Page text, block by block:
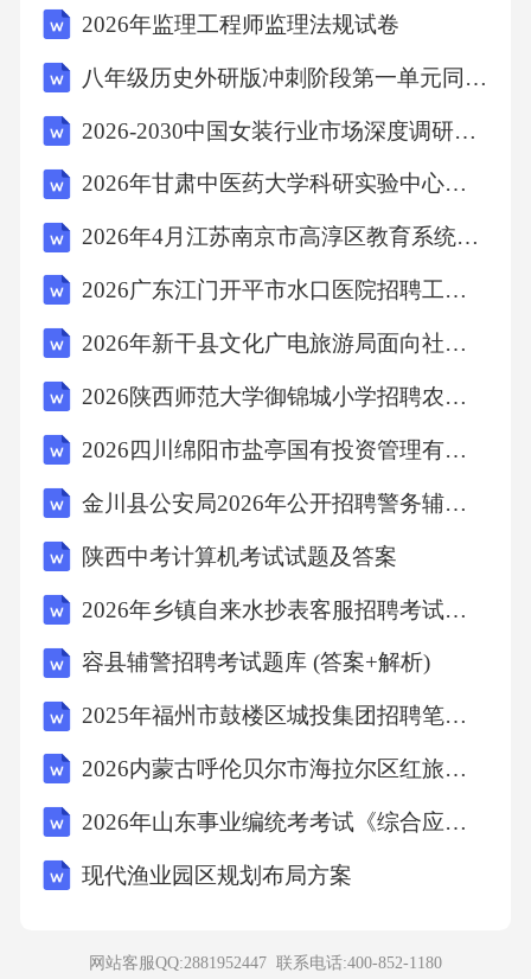
事人应当诚实守信，履行合同义务，不得损害
对方利益。公平原则是指合同当事人的权利义
务应当公平合理。自愿原则是指合同当事人的
订立合同应当出于自愿。平等原则是指合同当
事人的法律地位平等。故选B。11．在预防传染
病传播的过程中，疫苗接种扮演着重要角色。
它通过刺激人体免疫系统产生抗体，从而提高
于免疫学原理，属于()。A、群体免疫原理B、
抗生素治疗原理C、隔离检疫原理D、消毒杀菌
原理答案：A解析：疫苗接种的原理是通过引入
病原体的部分成分，使人体产生抗体，从而在
真实感染时能够迅速应对。当足够比例的人群
接种疫苗后，可以形成群体免疫，降低传染病
在人群中的传播风险。抗生素治疗是针对细菌
感染的药物疗法，隔离检疫是通过物理隔离防
杀灭病原体的方法。故选A。12．市场经济的基
本原理之一是供求关系决定价格。当某种商品
的需求量超过供给量时，其价格通常会()。A、
下降B、保持不变C、上升D、不确定答案：C解
2026年监理工程师监理法规试卷
八年级历史外研版冲刺阶段第一单元同步测试卷基础版A卷
2026-2030中国女装行业市场深度调研及调查研究报告
2026年甘肃中医药大学科研实验中心科研助理招聘农业笔试参考题库及答案解析
2026年4月江苏南京市高淳区教育系统部分事业单位招聘教师35人农业笔试备考题库及答案解析
2026广东江门开平市水口医院招聘工作人员2人农业笔试参考题库及答案解析
2026年新干县文化广电旅游局面向社会公开招聘4名图书馆延时错时开放服务岗农业笔试参考题库及答案解析
2026陕西师范大学御锦城小学招聘农业笔试参考题库及答案解析
2026四川绵阳市盐亭国有投资管理有限公司招聘下属子公司副经理1人农业笔试备考题库及答案解析
金川县公安局2026年公开招聘警务辅助人员（9人）农业考试参考题库及答案解析
陕西中考计算机考试试题及答案
2026年乡镇自来水抄表客服招聘考试笔试试题（含答案）
容县辅警招聘考试题库 (答案+解析)
2025年福州市鼓楼区城投集团招聘笔试历年参考题库（含答案详解）
2026内蒙古呼伦贝尔市海拉尔区红旅文化旅游开发有限责任公司下属四家子公司招聘23人考试参考题库及答案详解
2026年山东事业编统考考试《综合应用能力》真题及答案解析
现代渔业园区规划布局方案
网站客服QQ:2881952447 联系电话:400-852-1180